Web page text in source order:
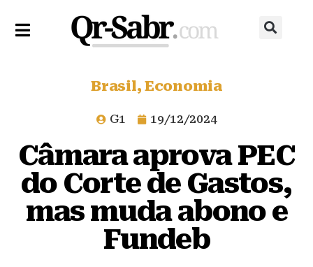
Brasil, Economia
G1 19/12/2024
Câmara aprova PEC
do Corte de Gastos,
mas muda abono e
Fundeb